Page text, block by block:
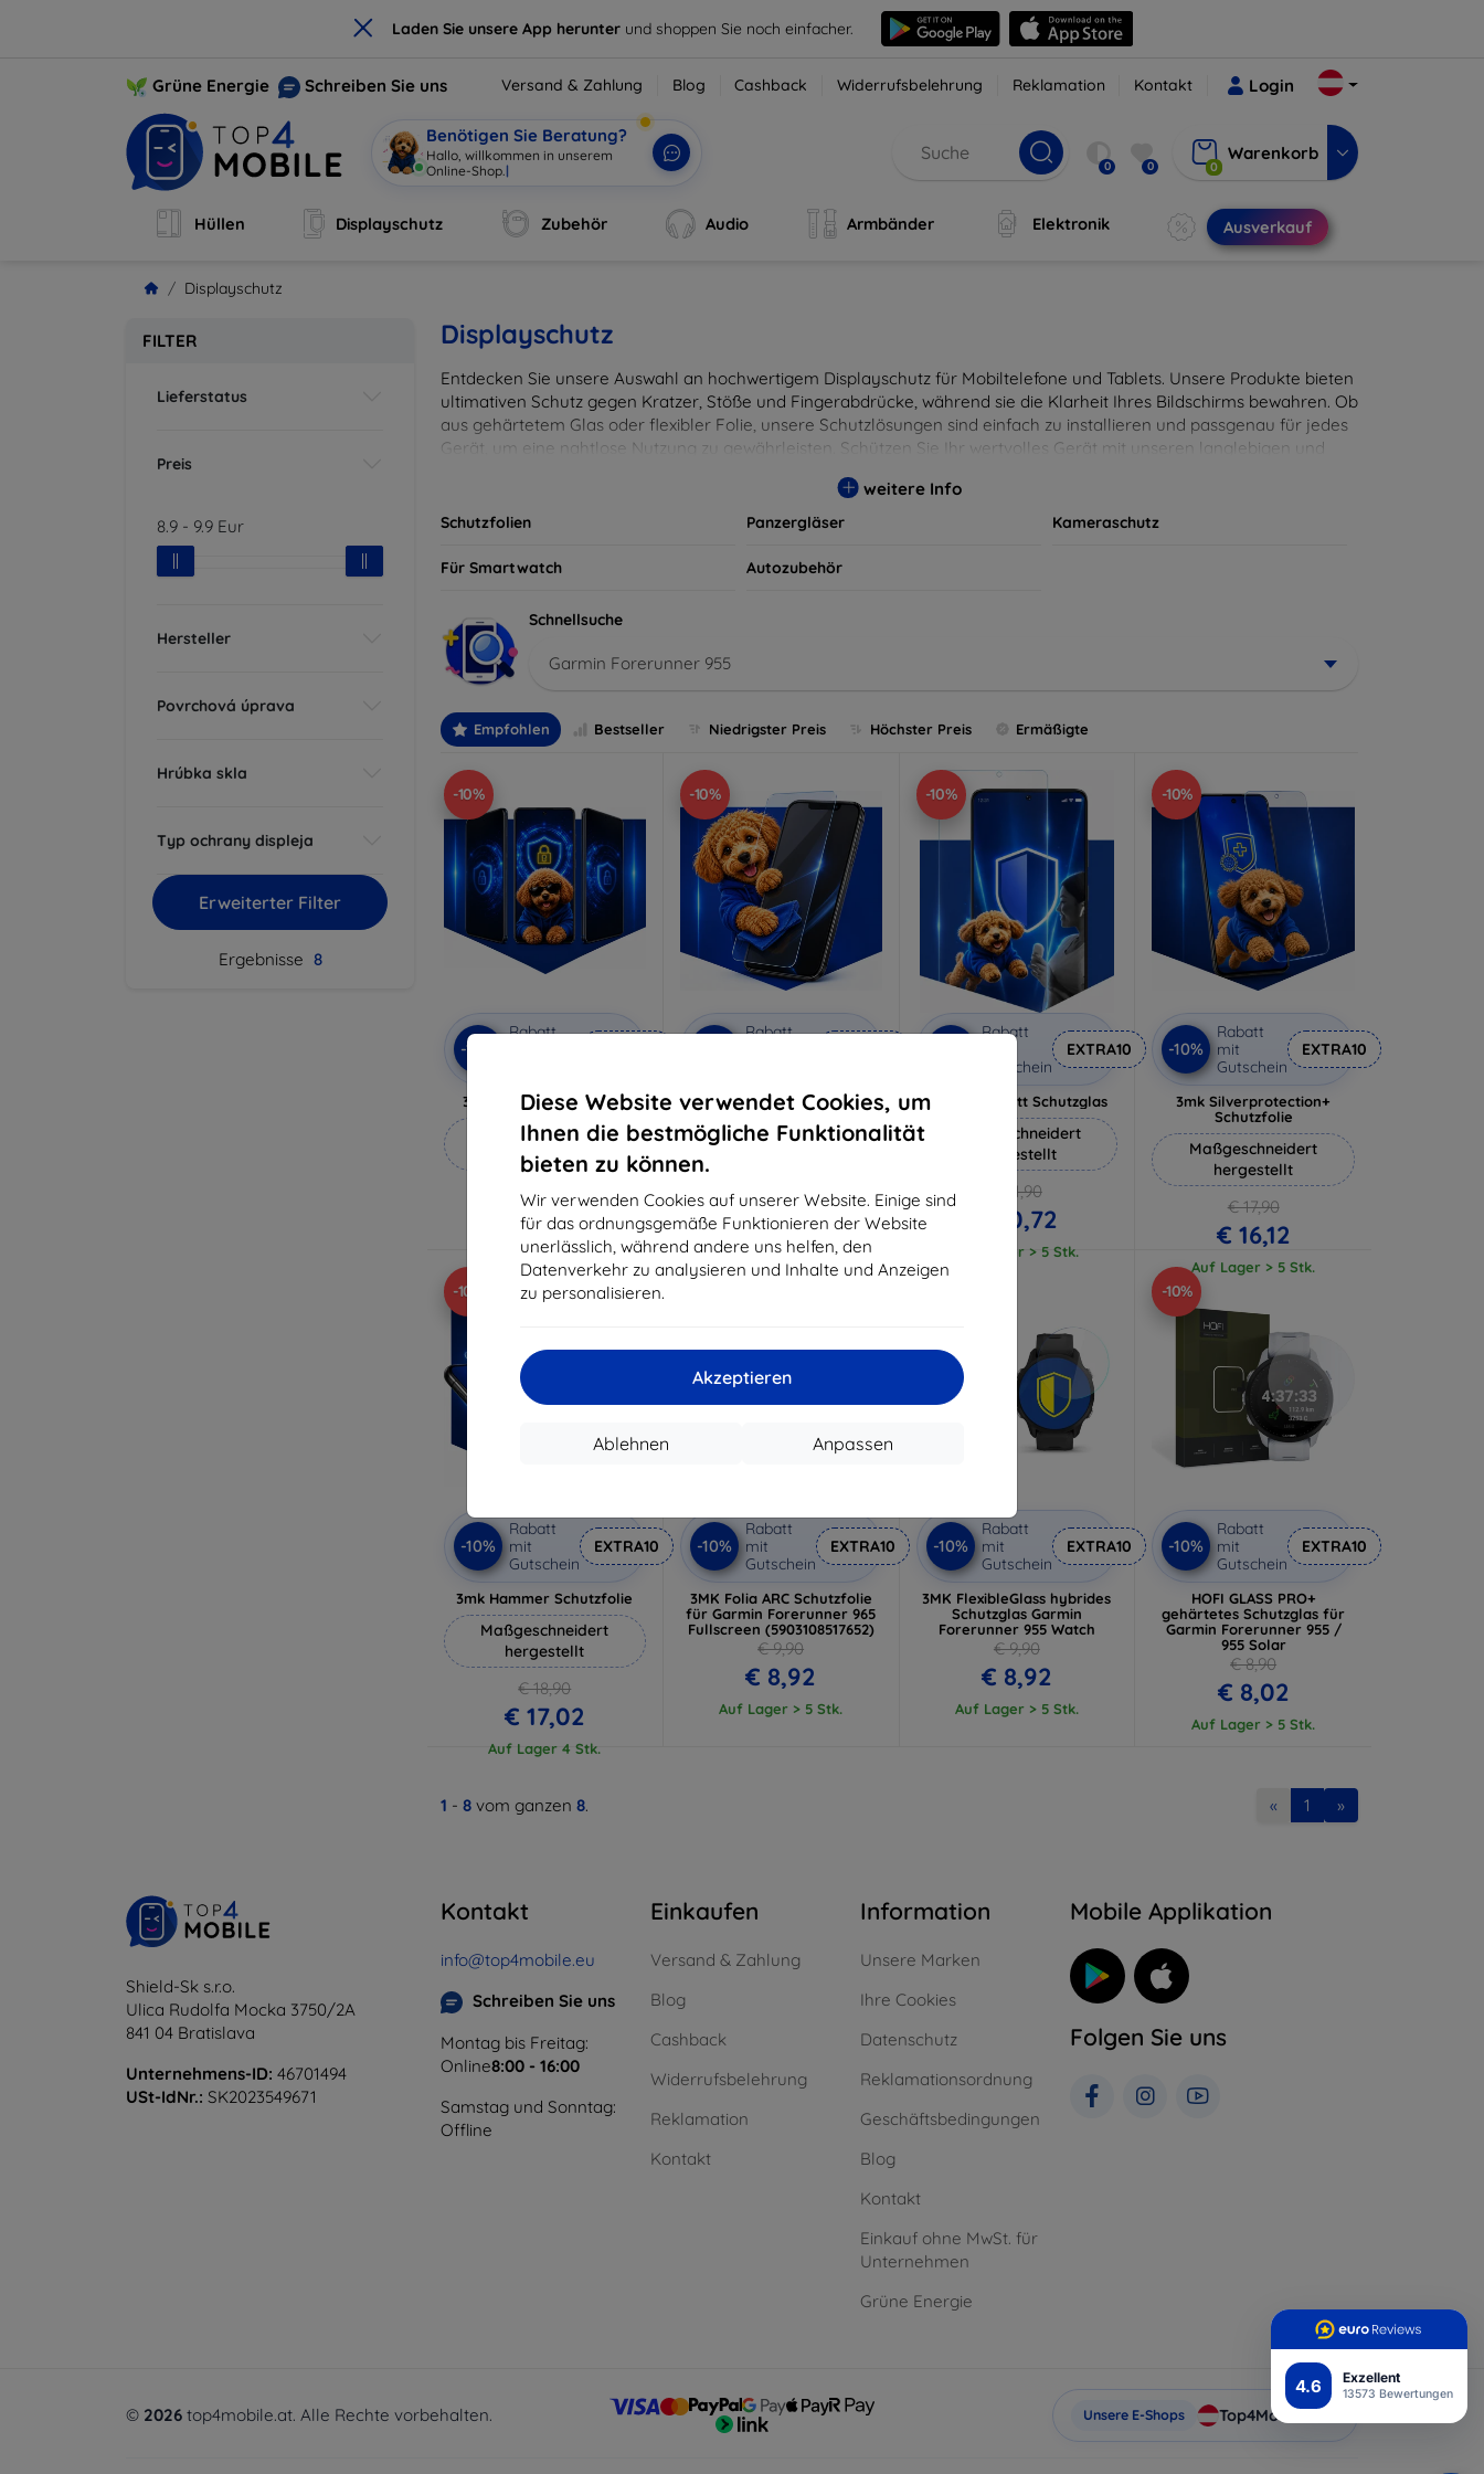
× Laden Sie unsere App herunter und shoppen Sie noch einfacher.
4.6 Exzellent
13573 Bewertungen
Diese Website verwendet Cookies, um
Ihnen die bestmögliche Funktionalität
bieten zu können.
Wir verwenden Cookies auf unserer Website. Einige sind
für das ordnungsgemäße Funktionieren der Website
unerlässlich, während andere uns helfen, den
Datenverkehr zu analysieren und Inhalte und Anzeigen
zu personalisieren.
Akzeptieren
Anpassen
Ablehnen
Grüne Energie Schreiben Sie uns Versand & Zahlung Blog Cashback Widerrufsbelehrung Reklamation Kontakt Login
Benötigen Sie Beratung?
Hallo, willkommen in unserem
Online-Shop. | 0 0 0
Warenkorb
Hüllen Displayschutz Zubehör Audio Armbänder Elektronik Ausverkauf
Displayschutz
FILTER
Lieferstatus
Preis
8.9 - 9.9 Eur
Hersteller
Povrchová úprava
Hrúbka skla
Typ ochrany displeja
Erweiterter Filter
Ergebnisse 8
Displayschutz
Entdecken Sie unsere Auswahl an hochwertigem Displayschutz für Mobiltelefone und Tablets. Unsere Produkte bieten
ultimativen Schutz gegen Kratzer, Stöße und Fingerabdrücke, während sie die Klarheit Ihres Bildschirms bewahren. Ob
aus gehärtetem Glas oder flexibler Folie, unsere Schutzlösungen sind einfach zu installieren und passgenau für jedes
Gerät, um eine nahtlose Nutzung zu gewährleisten. Schützen Sie Ihr wertvolles Gerät mit unseren langlebigen und
weitere Info
Schutzfolien Panzergläser Kameraschutz
Für Smartwatch Autozubehör
Schnellsuche
Garmin Forerunner 955
Empfohlen Bestseller Niedrigster Preis Höchster Preis Ermäßigte
-10%
-10%
Rabatt
3mk Privacy Schutzglas
Maßgeschneidert
hergestellt
€ 19,90
€ 17,90
Auf Lager 3 Stk.
-10%
Rabatt
3mk Anti-Shock Schutzglas
Maßgeschneidert
€ 15,90
€ 14,32
Auf Lager > 5 Stk.
-10%
Rabatt
Gutschein
EXTRA10
3mk Pure Matt Schutzglas
Maßgeschneidert
hergestellt
€ 11,90
€ 10,72
Auf Lager > 5 Stk.
-10%
-10%
Rabatt
mit
Gutschein
EXTRA10
3mk Silverprotection+
Schutzfolie
Maßgeschneidert
hergestellt
€ 17,90
€ 16,12
Auf Lager > 5 Stk.
-10%
-10%
Rabatt
mit
Gutschein
EXTRA10
3mk Hammer Schutzfolie
Maßgeschneidert
hergestellt
€ 18,90
€ 17,02
Auf Lager 4 Stk.
-10%
Rabatt
mit
Gutschein
EXTRA10
3MK Folia ARC Schutzfolie
für Garmin Forerunner 965
Fullscreen (5903108517652)
€ 9,90
€ 8,92
Auf Lager > 5 Stk.
-10%
Rabatt
mit
Gutschein
EXTRA10
3MK FlexibleGlass hybrides
Schutzglas Garmin
Forerunner 955 Watch
€ 9,90
€ 8,92
Auf Lager > 5 Stk.
-10%
-10%
Rabatt
mit
Gutschein
EXTRA10
HOFI GLASS PRO+
gehärtetes Schutzglas für
Garmin Forerunner 955 /
955 Solar
€ 8,90
€ 8,02
Auf Lager > 5 Stk.
1 - 8 vom ganzen 8. « 1 »
Shield-Sk s.r.o.
Ulica Rudolfa Mocka 3750/2A
841 04 Bratislava
Unternehmens-ID: 46701494
USt-IdNr.: SK2023549671
Kontakt
info@top4mobile.eu
Schreiben Sie uns
Montag bis Freitag:
Online8:00 - 16:00
Samstag und Sonntag:
Offline
Einkaufen
Versand & Zahlung
Blog
Cashback
Widerrufsbelehrung
Reklamation
Kontakt
Information
Unsere Marken
Ihre Cookies
Datenschutz
Reklamationsordnung
Geschäftsbedingungen
Blog
Kontakt
Einkauf ohne MwSt. für
Unternehmen
Grüne Energie
Mobile Applikation
Folgen Sie uns
© 2026 top4mobile.at. Alle Rechte vorbehalten. Unsere E-Shops Top4Mobile.at